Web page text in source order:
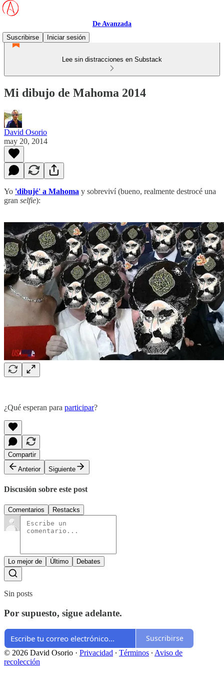
De Avanzada
Suscribirse
Iniciar sesión
Lee sin distracciones en Substack
Mi dibujo de Mahoma 2014
David Osorio
may 20, 2014
Yo 'dibujé' a Mahoma y sobreviví (bueno, realmente destrocé una
gran selfie):
¿Qué esperan para participar?
Compartir
Anterior
Siguiente
Discusión sobre este post
Comentarios Restacks
Lo mejor de Último Debates
Sin posts
Por supuesto, sigue adelante.
Suscribirse
© 2026 David Osorio · Privacidad ∙ Términos ∙ Aviso de
recolección